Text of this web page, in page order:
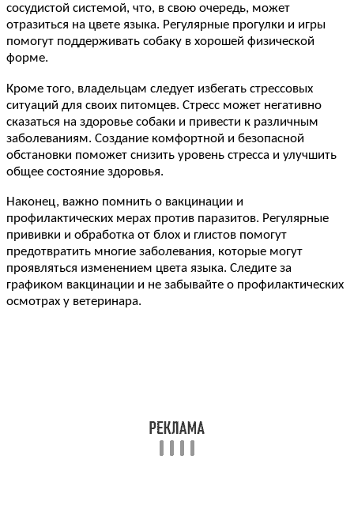
сосудистой системой, что, в свою очередь, может
отразиться на цвете языка. Регулярные прогулки и игры
помогут поддерживать собаку в хорошей физической
форме.
Кроме того, владельцам следует избегать стрессовых
ситуаций для своих питомцев. Стресс может негативно
сказаться на здоровье собаки и привести к различным
заболеваниям. Создание комфортной и безопасной
обстановки поможет снизить уровень стресса и улучшить
общее состояние здоровья.
Наконец, важно помнить о вакцинации и
профилактических мерах против паразитов. Регулярные
прививки и обработка от блох и глистов помогут
предотвратить многие заболевания, которые могут
проявляться изменением цвета языка. Следите за
графиком вакцинации и не забывайте о профилактических
осмотрах у ветеринара.